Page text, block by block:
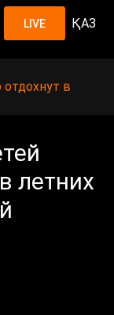
LIVE ҚАЗ
в
летних